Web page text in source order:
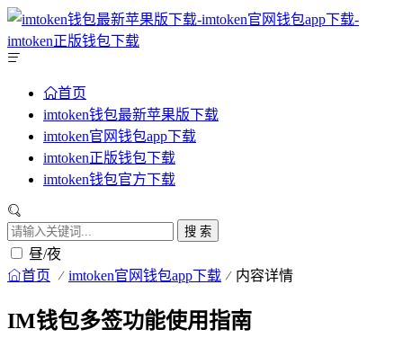
首页
imtoken钱包最新苹果版下载
imtoken官网钱包app下载
imtoken正版钱包下载
imtoken钱包官方下载
搜 索
昼/夜
首页 imtoken官网钱包app下载 内容详情
IM钱包多签功能使用指南